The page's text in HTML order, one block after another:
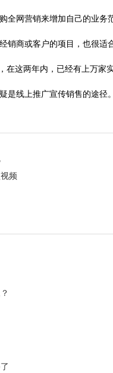
全网营销来增加自己的业务
商或客户的项目，也很适
这两年内，已经有上万家
线上推广宣传销售的途径。
频